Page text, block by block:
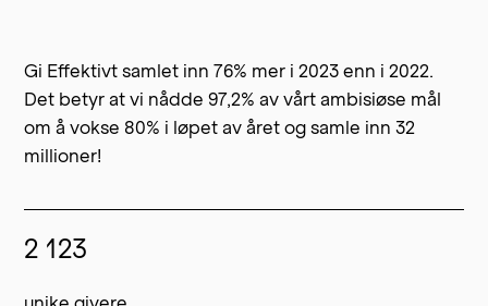
Gi Effektivt samlet inn 76% mer i 2023 enn i 2022.
Det betyr at vi nådde 97,2% av vårt ambisiøse mål
om å vokse 80% i løpet av året og samle inn 32
millioner!
2 123